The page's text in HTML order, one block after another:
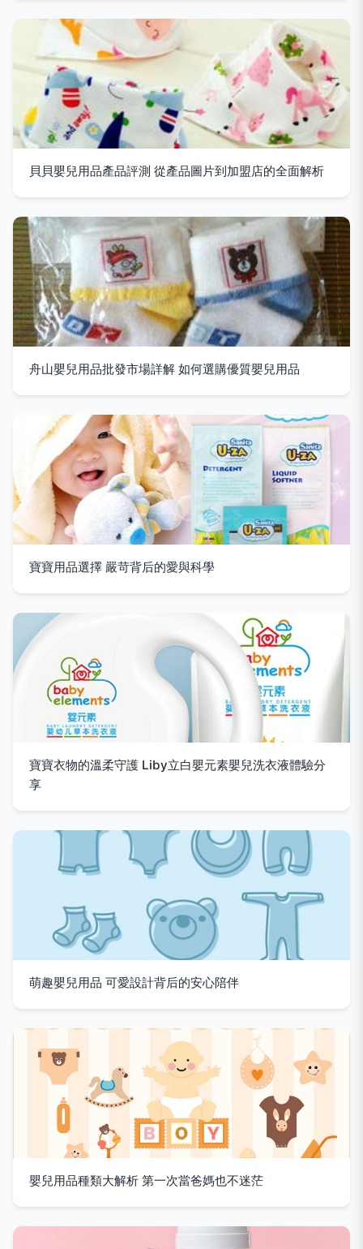
貝貝嬰兒用品產品評測 從產品圖片到加盟店的全面解析
舟山嬰兒用品批發市場詳解 如何選購優質嬰兒用品
寶寶用品選擇 嚴苛背后的愛與科學
寶寶衣物的溫柔守護 Liby立白嬰元素嬰兒洗衣液體驗分
享
萌趣嬰兒用品 可愛設計背后的安心陪伴
嬰兒用品種類大解析 第一次當爸媽也不迷茫